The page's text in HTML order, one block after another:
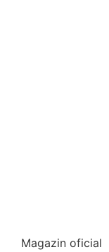
Magazin oficial